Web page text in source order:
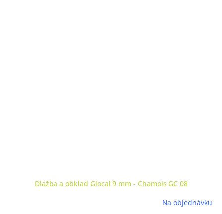
Dlažba a obklad Glocal 9 mm - Chamois GC 08
Na objednávku